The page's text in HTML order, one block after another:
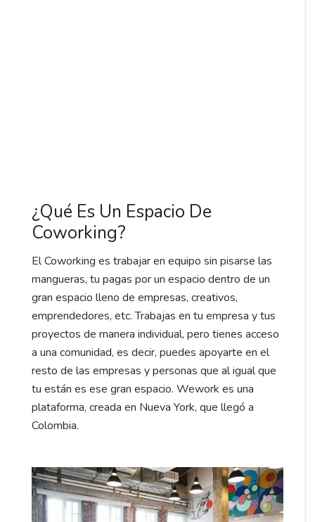
¿Qué Es Un Espacio De
Coworking?
El Coworking es trabajar en equipo sin pisarse las
mangueras, tu pagas por un espacio dentro de un
gran espacio lleno de empresas, creativos,
emprendedores, etc. Trabajas en tu empresa y tus
proyectos de manera individual, pero tienes acceso
a una comunidad, es decir, puedes apoyarte en el
resto de las empresas y personas que al igual que
tu están es ese gran espacio. Wework es una
plataforma, creada en Nueva York, que llegó a
Colombia.